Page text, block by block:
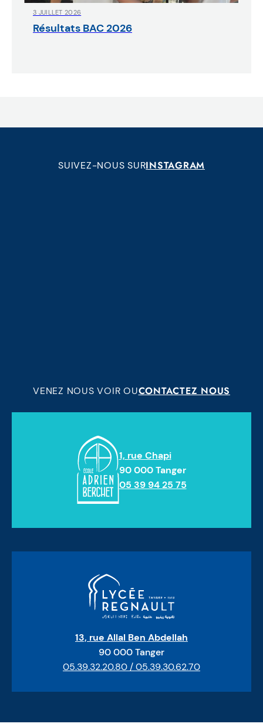
3 JUILLET 2026
Résultats BAC 2026
SUIVEZ-NOUS SURINSTAGRAM
VENEZ NOUS VOIR OUCONTACTEZ NOUS
1, rue Chapi
90 000 Tanger
05 39 94 25 75
13, rue Allal Ben Abdellah
90 000 Tanger
05.39.32.20.80 / 05.39.30.62.70